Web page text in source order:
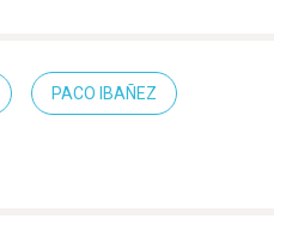
PACO IBAÑEZ